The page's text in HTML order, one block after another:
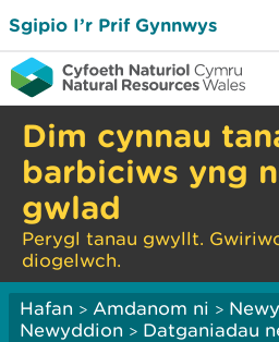
Sgipio I’r Prif Gynnwys
Dim cynnau
barbiciws yng
gwlad
Perygl tanau gwyllt.
diogelwch.
Hafan > Amdanom ni >
Newyddion > Datganiadau